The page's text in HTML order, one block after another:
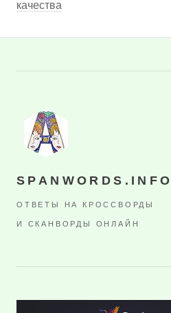
качества
SPANWORDS.INFO
ОТВЕТЫ НА КРОССВОРДЫ
И СКАНВОРДЫ ОНЛАЙН